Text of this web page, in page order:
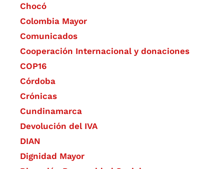
Chocó
Colombia Mayor
Comunicados
Cooperación Internacional y donaciones
COP16
Córdoba
Crónicas
Cundinamarca
Devolución del IVA
DIAN
Dignidad Mayor